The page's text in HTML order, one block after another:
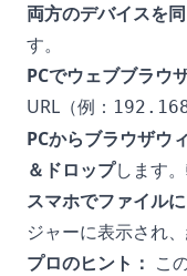
両方のデバイスを
す。
PCでウェブブラウ
URL（例：
PCからブラウザウ
＆ドロップします
スマホでファイル
ジャーに表示され
プロのヒント： こ